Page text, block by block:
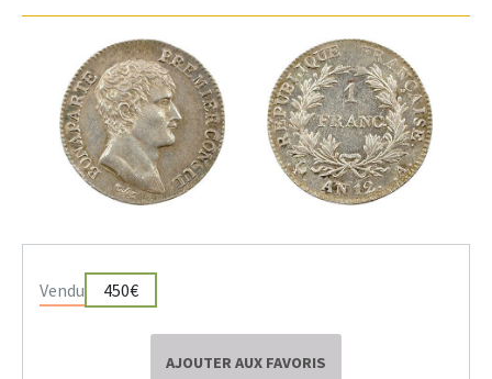
Vendu 450€
AJOUTER AUX FAVORIS